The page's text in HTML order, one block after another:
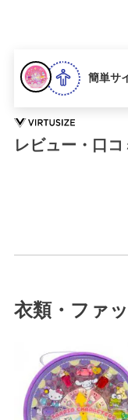
簡単サ
レビュー・口コ
衣類・ファ